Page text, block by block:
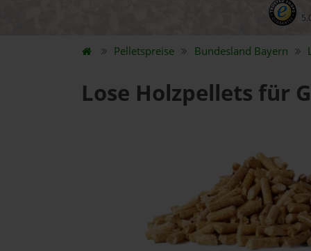
Pelletspreise Bundesland Bayern
Lose Holzpellets für